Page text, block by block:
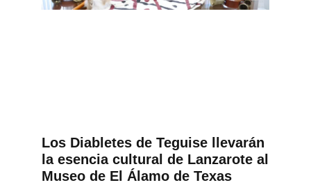
Los Diabletes de Teguise llevarán
la esencia cultural de Lanzarote al
Museo de El Álamo de Texas